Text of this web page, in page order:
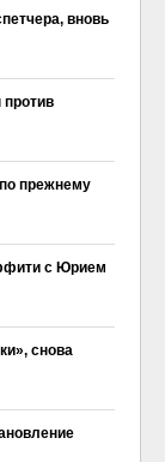
вновь
прежнему
с Юрием
снова